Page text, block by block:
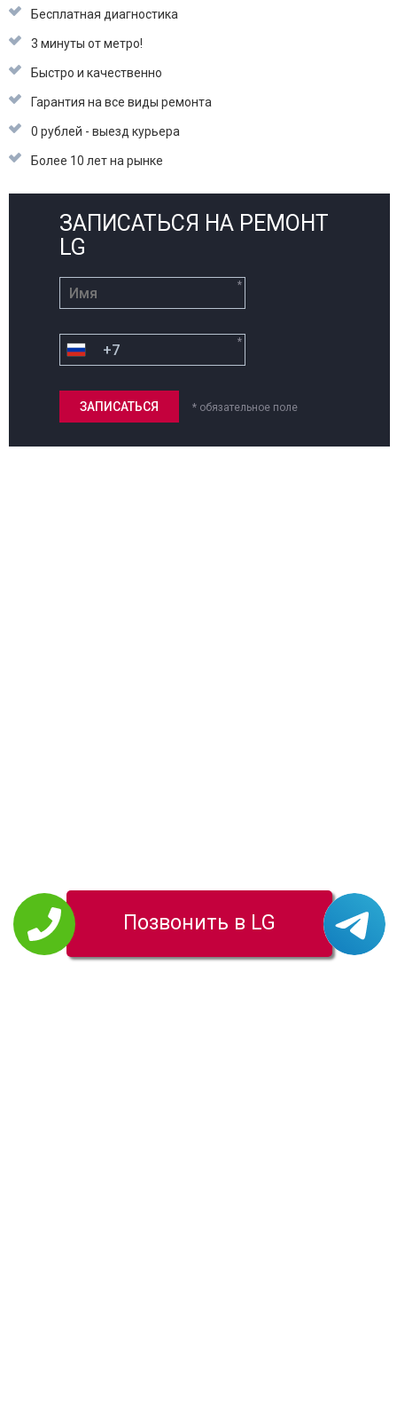
Бесплатная диагностика
3 минуты от метро!
Быстро и качественно
Гарантия на все виды ремонта
0 рублей - выезд курьера
Более 10 лет на рынке
ЗАПИСАТЬСЯ НА РЕМОНТ
LG
*
*
* обязательное поле
Позвонить в LG